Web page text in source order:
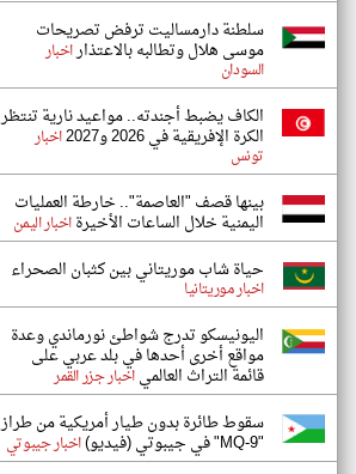
سلطنة دارمساليت ترفض تصريحات
موسى هلال وتطالبه بالاعتذاراخبار
السودان
الكاف يضبط أجندته.. مواعيد نارية تنتظر
الكرة الإفريقية في 2026 و2027 اخبار
تونس
بينها قصف "العاصمة".. خارطة العمليات
اليمنية خلال الساعات الأخيرةاخبار اليمن
حياة شاب موريتاني بين كثبان الصحراء
اخبار موريتانيا
اليونيسكو تدرج شواطئ نورماندي وعدة
مواقع أخرى أحدها في بلد عربي على
قائمة التراث العالمياخبار جزر القمر
سقوط طائرة بدون طيار أمريكية من طراز
"MQ-9" في جيبوتي (فيديو) اخبار جيبوتي